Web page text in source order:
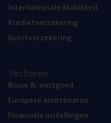
Inter­na­ti­o­na­le Mobiliteit
Kre­diet­ver­ze­ke­ring
Kunst­ver­ze­ke­ring
Bouw& vastgoed
Euro­pe­se ambtenaren
Finan­ci­ë­le instellingen